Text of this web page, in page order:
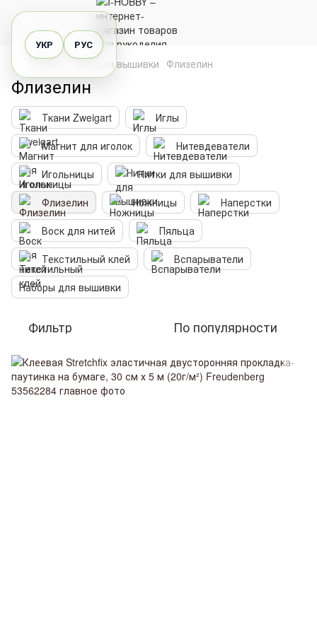
УКР РУС
Все для вышивки Флизелин
Флизелин
Ткани Zweigart
Иглы
Магнит для иголок
Нитевдеватели
Игольницы
Нитки для вышивки
Флизелин
Ножницы
Наперстки
Воск для нитей
Пяльца
Текстильный клей
Вспарыватели
Наборы для вышивки
Фильтр По популярности